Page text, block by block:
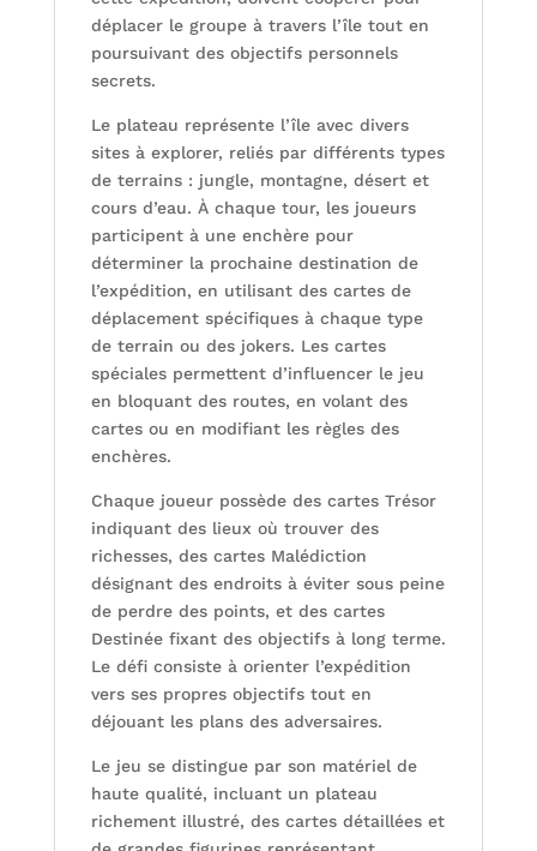
déplacer le groupe à travers l’île tout en
poursuivant des objectifs personnels
secrets.
Le plateau représente l’île avec divers
sites à explorer, reliés par différents types
de terrains : jungle, montagne, désert et
cours d’eau. À chaque tour, les joueurs
participent à une enchère pour
déterminer la prochaine destination de
l’expédition, en utilisant des cartes de
déplacement spécifiques à chaque type
de terrain ou des jokers. Les cartes
spéciales permettent d’influencer le jeu
en bloquant des routes, en volant des
cartes ou en modifiant les règles des
enchères.
Chaque joueur possède des cartes Trésor
indiquant des lieux où trouver des
richesses, des cartes Malédiction
désignant des endroits à éviter sous peine
de perdre des points, et des cartes
Destinée fixant des objectifs à long terme.
Le défi consiste à orienter l’expédition
vers ses propres objectifs tout en
déjouant les plans des adversaires.
Le jeu se distingue par son matériel de
haute qualité, incluant un plateau
richement illustré, des cartes détaillées et